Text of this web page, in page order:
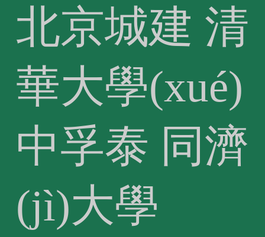
北京城建 清
華大學(xué)
中孚泰 同濟
(jì)大學